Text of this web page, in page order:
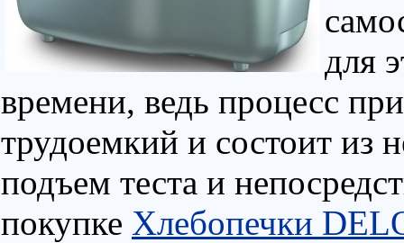
для
времени, ведь процесс
трудоемкий и состоит из
подъем теста и
покупке Хлебопечки